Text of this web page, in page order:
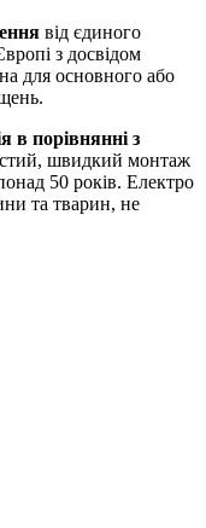
від єдиного
з досвідом
для основного або
в порівнянні з
швидкий монтаж
50 років. Електро
та тварин, не